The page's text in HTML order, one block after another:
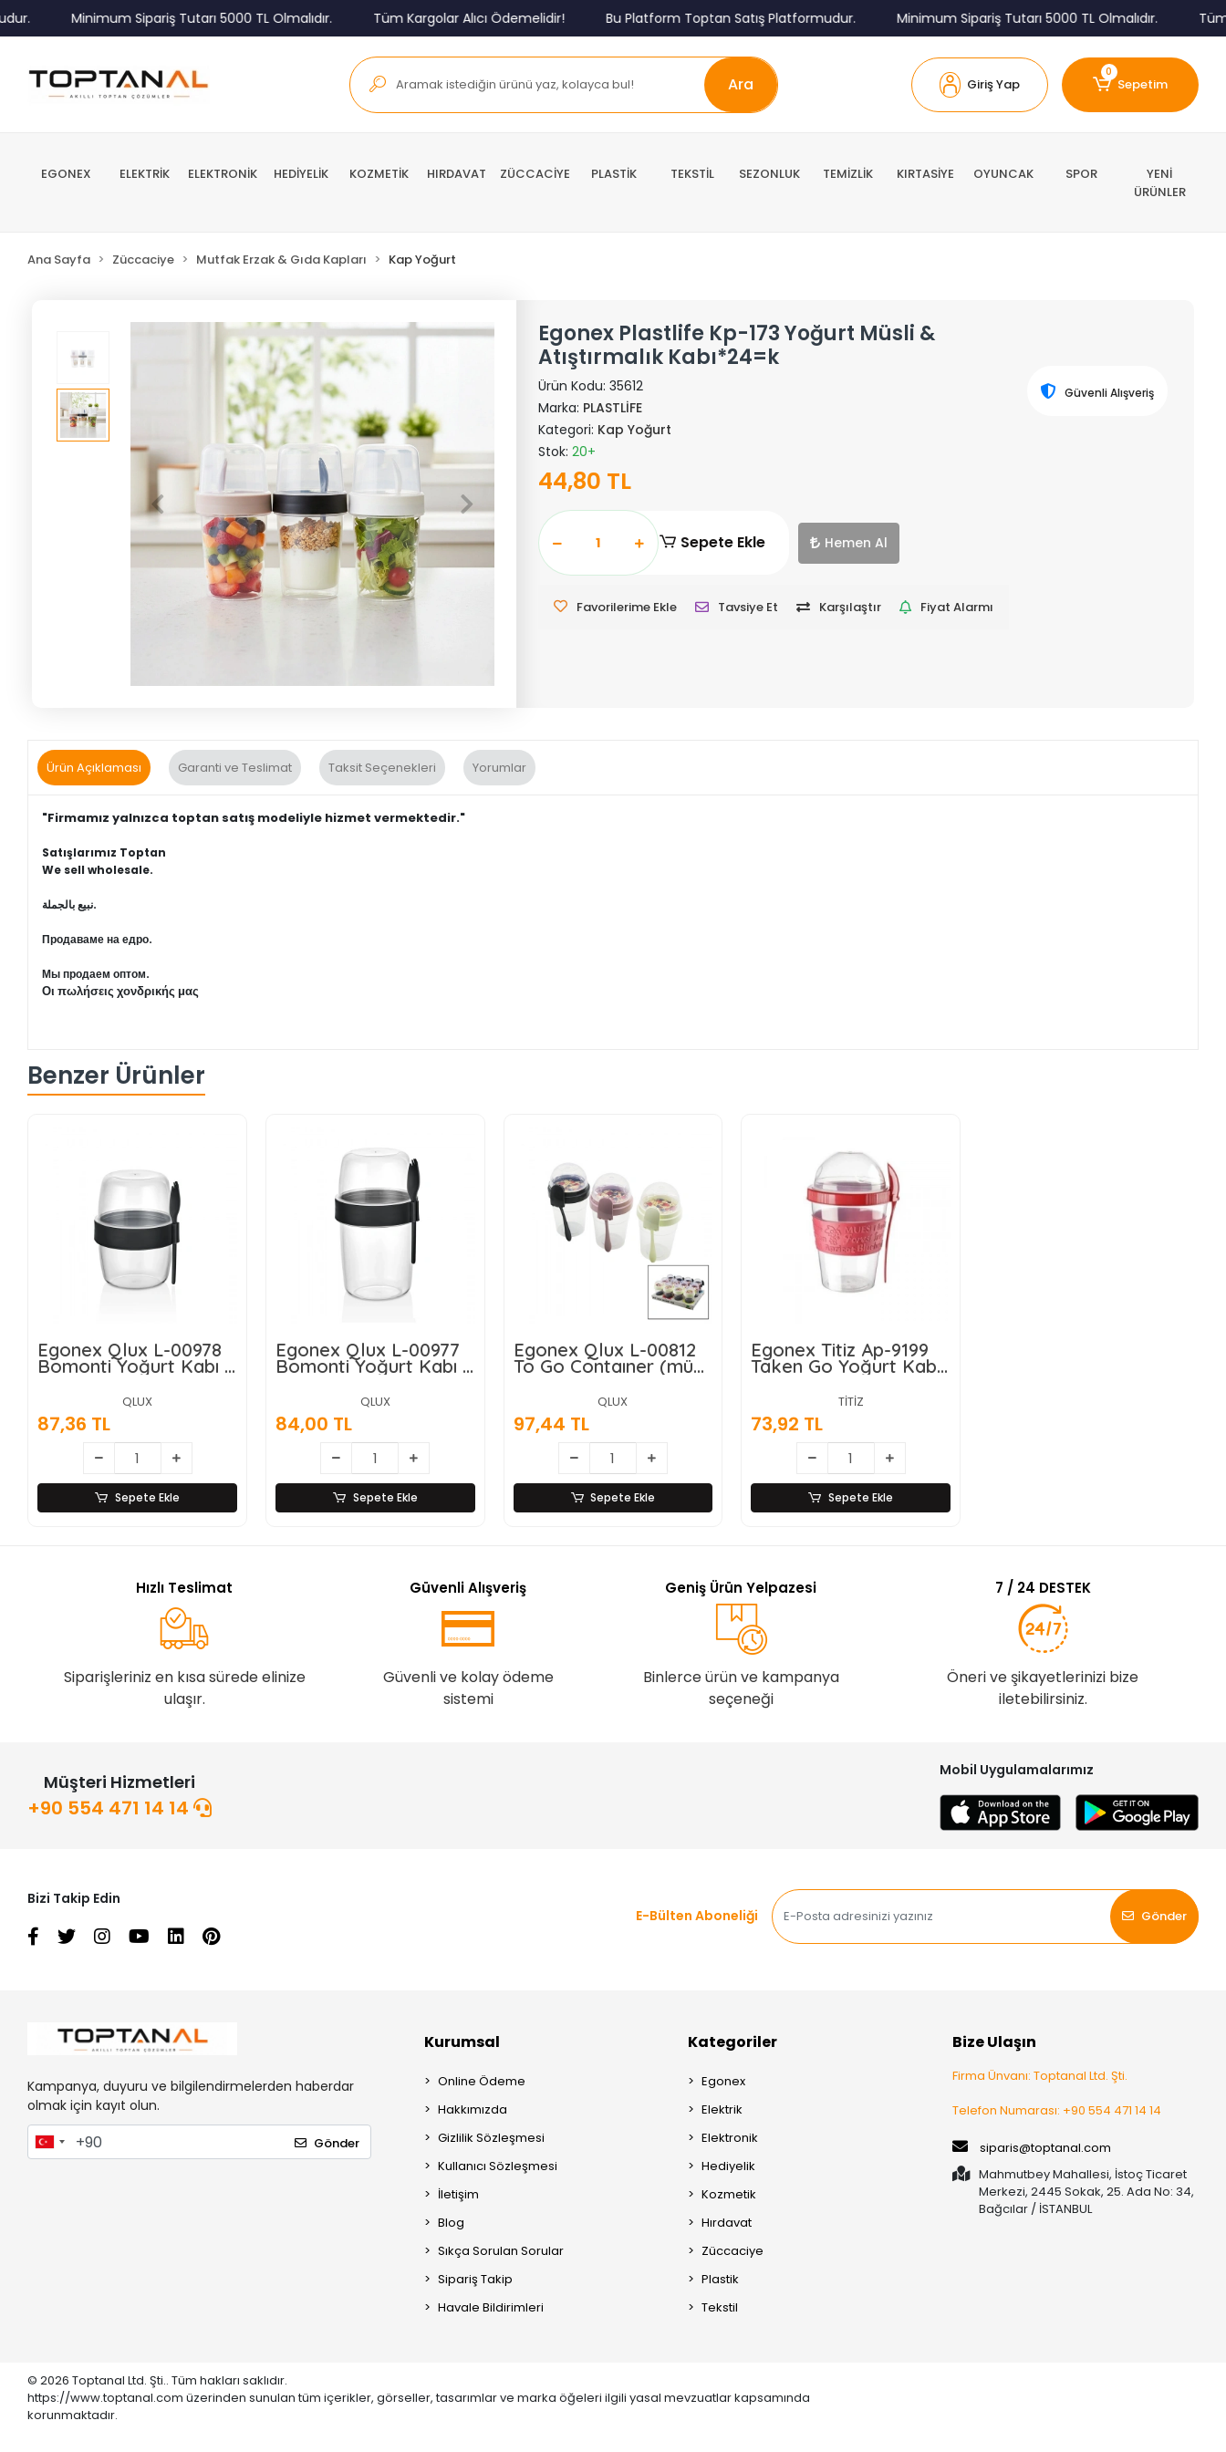
Minimum Sipariş Tutarı 5000 TL Olmalıdır. Tüm Kargolar Alıcı Ödemelidir! Bu Platform Toptan Satış Platformudur. Minimum Sipariş Tutarı 5000 TL Olmalıdır. Tüm
Ara Giriş Yap
0
Sepetim
EGONEX ELEKTRİK ELEKTRONİK HEDİYELİK KOZMETİK HIRDAVAT ZÜCCACİYE PLASTİK TEKSTİL SEZONLUK TEMİZLİK KIRTASİYE OYUNCAK SPOR
YENİ
ÜRÜNLER
Ana Sayfa Züccaciye Mutfak Erzak & Gıda Kapları Kap Yoğurt
Egonex Plastlife Kp-173 Yoğurt Müsli &
Atıştırmalık Kabı*24=k
Ürün Kodu: 35612
Marka: PLASTLİFE
Kategori: Kap Yoğurt
Stok: 20+
44,80 TL
Sepete Ekle Hemen Al
Favorilerime Ekle Tavsiye Et Karşılaştır Fiyat Alarmı
Güvenli Alışveriş
Ürün Açıklaması Garanti ve Teslimat Taksit Seçenekleri Yorumlar
"Firmamız yalnızca toptan satış modeliyle hizmet vermektedir."
Satışlarımız Toptan
We sell wholesale.
نبيع بالجملة.
Продаваме на едро.
Мы продаем оптом.
Οι πωλήσεις χονδρικής μας
Benzer Ürünler
Egonex Qlux L-00978
Bomonti Yoğurt Kabı (
2 Bölmeli = 300+300
QLUX
87,36 TL
Sepete Ekle
Egonex Qlux L-00977
Bomonti Yoğurt Kabı (
300+600ml )*24=k
QLUX
84,00 TL
Sepete Ekle
Egonex Qlux L-00812
To Go Contaıner (müsli
Yoğurt) Kabı ( 600ml )
(2 Bölmeli & Ortak
Kapaklı = Şeffaf
Plastik) (plastik
Kaşıklı)*24=k
QLUX
97,44 TL
Sepete Ekle
Egonex Titiz Ap-9199
Taken Go Yoğurt Kabı
TİTİZ
73,92 TL
Sepete Ekle
Hızlı Teslimat
Siparişleriniz en kısa sürede elinize
ulaşır.
Güvenli Alışveriş
Güvenli ve kolay ödeme
sistemi
Geniş Ürün Yelpazesi
Binlerce ürün ve kampanya
seçeneği
7 / 24 DESTEK
Öneri ve şikayetlerinizi bize
iletebilirsiniz.
Müşteri Hizmetleri
+90 554 471 14 14
Mobil Uygulamalarımız
Bizi Takip Edin
E-Bülten Aboneliği
Gönder
Kampanya, duyuru ve bilgilendirmelerden haberdar
olmak için kayıt olun.
Gönder
Kurumsal
Online Ödeme
Hakkımızda
Gizlilik Sözleşmesi
Kullanıcı Sözleşmesi
İletişim
Blog
Sıkça Sorulan Sorular
Sipariş Takip
Havale Bildirimleri
Kategoriler
Egonex
Elektrik
Elektronik
Hediyelik
Kozmetik
Hırdavat
Züccaciye
Plastik
Tekstil
Bize Ulaşın
Firma Ünvanı: Toptanal Ltd. Şti.
Telefon Numarası: +90 554 471 14 14
siparis@toptanal.com
Mahmutbey Mahallesi, İstoç Ticaret
Merkezi, 2445 Sokak, 25. Ada No: 34,
Bağcılar / İSTANBUL
© 2026 Toptanal Ltd. Şti.. Tüm hakları saklıdır.
https://www.toptanal.com üzerinden sunulan tüm içerikler, görseller, tasarımlar ve marka öğeleri ilgili yasal mevzuatlar kapsamında
korunmaktadır.